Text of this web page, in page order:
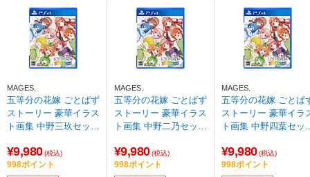
MAGES.
五等分の花嫁 ごとぱず
ストーリー 豪華イラス
ト画集 中野三玖セット
【sof001】
¥9,980 (税込)
998ポイント
MAGES.
五等分の花嫁 ごとぱず
ストーリー 豪華イラス
ト画集 中野二乃セット
【sof001】
¥9,980 (税込)
998ポイント
MAGES.
五等分の花嫁 ごとぱ
ストーリー 豪華イラ
ト画集 中野四葉セッ
【sof001】
¥9,980 (税込)
998ポイント